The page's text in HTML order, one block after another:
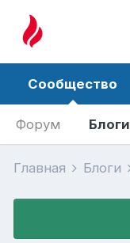
Сообщество
Форум Блоги
Главная Блоги